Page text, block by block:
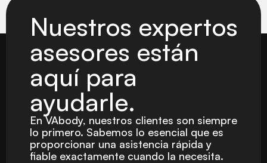
Nuestros expertos
asesores están
aquí para
ayudarle.
En VAbody, nuestros clientes son siempre
lo primero. Sabemos lo esencial que es
proporcionar una asistencia rápida y
fiable exactamente cuando la necesita.